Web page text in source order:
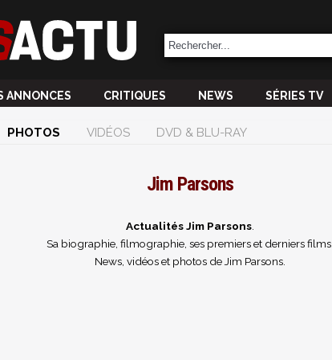
ANNONCES CRITIQUES NEWS SÉRIES TV
PHOTOS VIDÉOS DVD & BLU-RAY
Jim Parsons
Actualités Jim Parsons
Sa biographie, filmographie, ses premiers et derniers films.
News, vidéos et photos de Jim Parsons.